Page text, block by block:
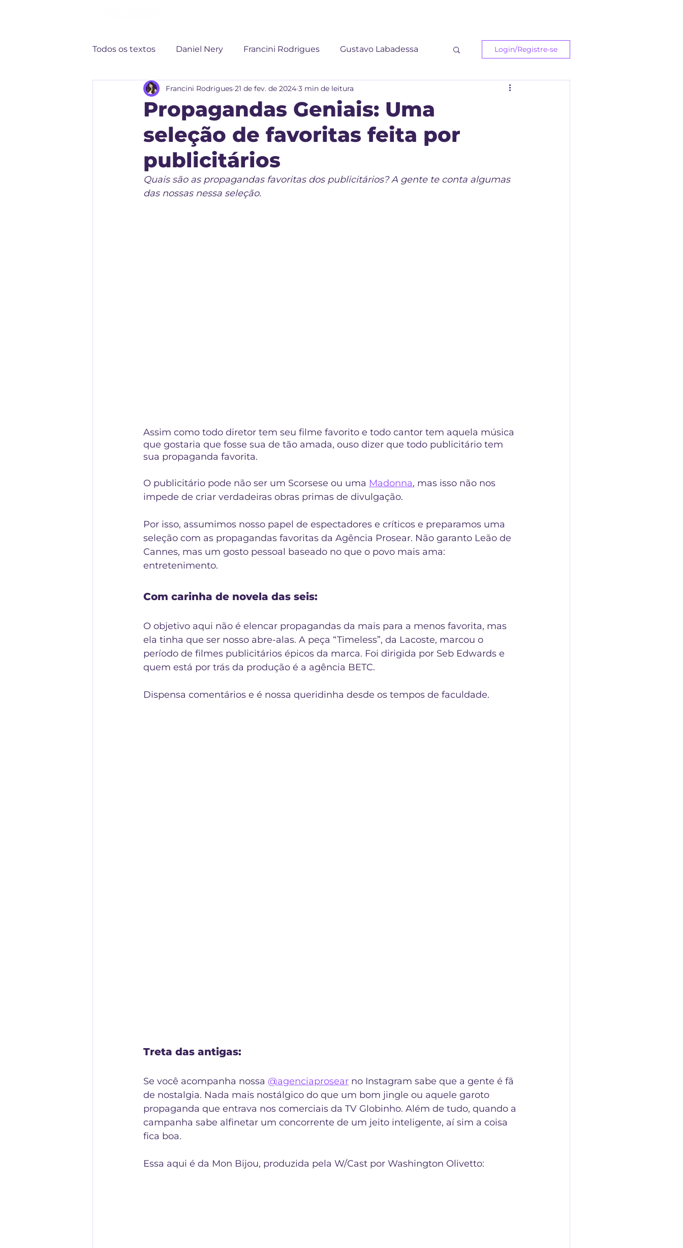
Todos os textos Daniel Nery Francini Rodrigues Gustavo Labadessa
Gabrielle Gonçalves
Login/Registre-se
Propagandas Geniais: Uma
seleção de favoritas feita por
publicitários
Francini Rodrigues 21 de fev. de 2024 3 min de leitura
Quais são as propagandas favoritas dos publicitários? A gente te conta algumas
das nossas nessa seleção.
Assim como todo diretor tem seu filme favorito e todo cantor tem aquela música
que gostaria que fosse sua de tão amada, ouso dizer que todo publicitário tem
sua propaganda favorita.
O publicitário pode não ser um Scorsese ou uma Madonna, mas isso não nos
impede de criar verdadeiras obras primas de divulgação.
Por isso, assumimos nosso papel de espectadores e críticos e preparamos uma
seleção com as propagandas favoritas da Agência Prosear. Não garanto Leão de
Cannes, mas um gosto pessoal baseado no que o povo mais ama:
entretenimento.
Com carinha de novela das seis:
O objetivo aqui não é elencar propagandas da mais para a menos favorita, mas
ela tinha que ser nosso abre-alas. A peça “Timeless”, da Lacoste, marcou o
período de filmes publicitários épicos da marca. Foi dirigida por Seb Edwards e
quem está por trás da produção é a agência BETC.
Dispensa comentários e é nossa queridinha desde os tempos de faculdade.
Treta das antigas:
Se você acompanha nossa @agenciaprosear no Instagram sabe que a gente é fã
de nostalgia. Nada mais nostálgico do que um bom jingle ou aquele garoto
propaganda que entrava nos comerciais da TV Globinho. Além de tudo, quando a
campanha sabe alfinetar um concorrente de um jeito inteligente, aí sim a coisa
fica boa.
Essa aqui é da Mon Bijou, produzida pela W/Cast por Washington Olivetto: